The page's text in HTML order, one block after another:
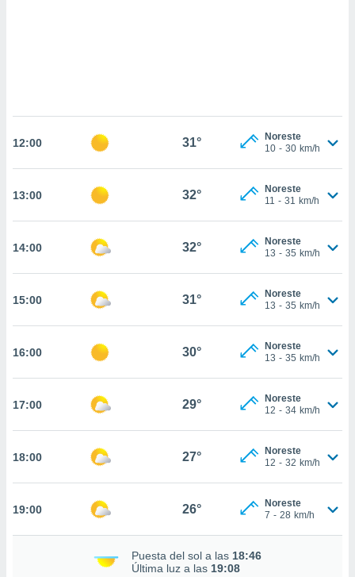
cookies
aceptar
se
o
Puedes
acceder a
12:00 31°
Noreste
10 - 30 km/h
13:00 32°
Noreste
11 - 31 km/h
14:00 32°
Noreste
13 - 35 km/h
15:00 31°
Noreste
13 - 35 km/h
16:00 30°
Noreste
13 - 35 km/h
17:00 29°
Noreste
12 - 34 km/h
18:00 27°
Noreste
12 - 32 km/h
19:00 26°
Noreste
7 - 28 km/h
Puesta del sol a las 18:46
Última luz a las 19:08